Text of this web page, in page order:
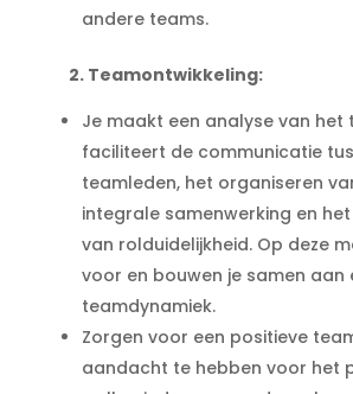
andere teams.
2. Teamontwikkeling:
Je maakt een analyse van het
faciliteert de communicatie
teamleden, het organiseren
integrale samenwerking en
van rolduidelijkheid. Op deze
voor en bouwen je samen aan
teamdynamiek.
Zorgen voor een positieve
aandacht te hebben voor het